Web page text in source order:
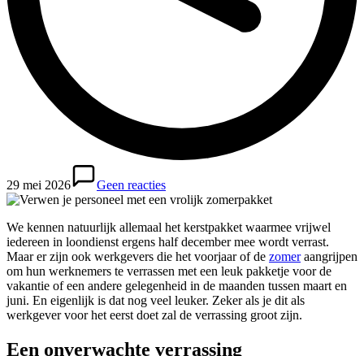
29 mei 2026 Geen reacties
We kennen natuurlijk allemaal het kerstpakket waarmee vrijwel
iedereen in loondienst ergens half december mee wordt verrast.
Maar er zijn ook werkgevers die het voorjaar of de zomeraangrijpen
om hun werknemers te verrassen met een leuk pakketje voor de
vakantie of een andere gelegenheid in de maanden tussen maart en
juni. En eigenlijk is dat nog veel leuker. Zeker als je dit als
werkgever voor het eerst doet zal de verrassing groot zijn.
Een onverwachte verrassing